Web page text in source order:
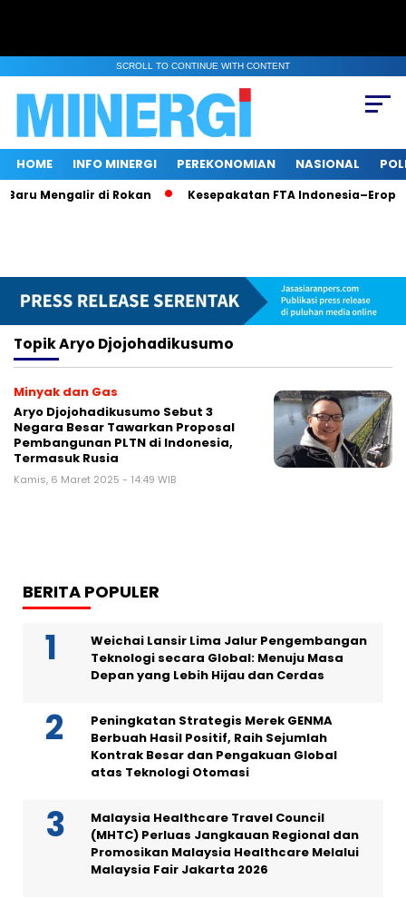
SCROLL TO CONTINUE WITH CONTENT
HOME INFO MINERGI PEREKONOMIAN NASIONAL
Mengalir di Rokan Kesepakatan FTA
TopikAryo Djojohadikusumo
Minyak dan Gas
Aryo Djojohadikusumo Sebut 3
Negara Besar Tawarkan Proposal
Pembangunan PLTN di Indonesia,
Termasuk Rusia
Kamis, 6 Maret 2025 - 14:49 WIB
BERITA POPULER
Weichai Lansir Lima Jalur Pengembangan
Teknologi secara Global: Menuju Masa
Depan yang Lebih Hijau dan Cerdas
Peningkatan Strategis Merek GENMA
Berbuah Hasil Positif, Raih Sejumlah
Kontrak Besar dan Pengakuan Global
atas Teknologi Otomasi
Malaysia Healthcare Travel Council
(MHTC) Perluas Jangkauan Regional dan
Promosikan Malaysia Healthcare Melalui
Malaysia Fair Jakarta 2026